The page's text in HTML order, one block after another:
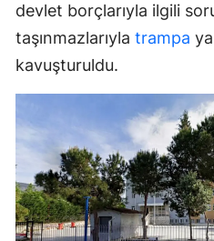
devlet borçlarıyla ilgili
taşınmazlarıyla trampa
kavuşturuldu.